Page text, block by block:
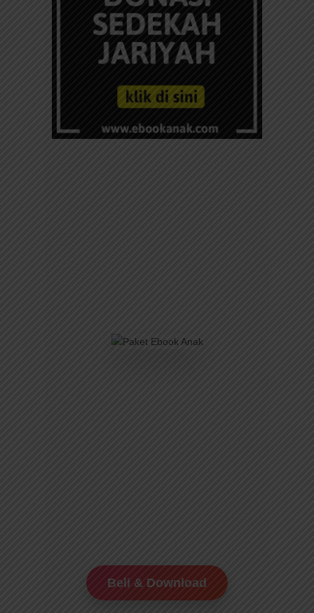
Beli & Download